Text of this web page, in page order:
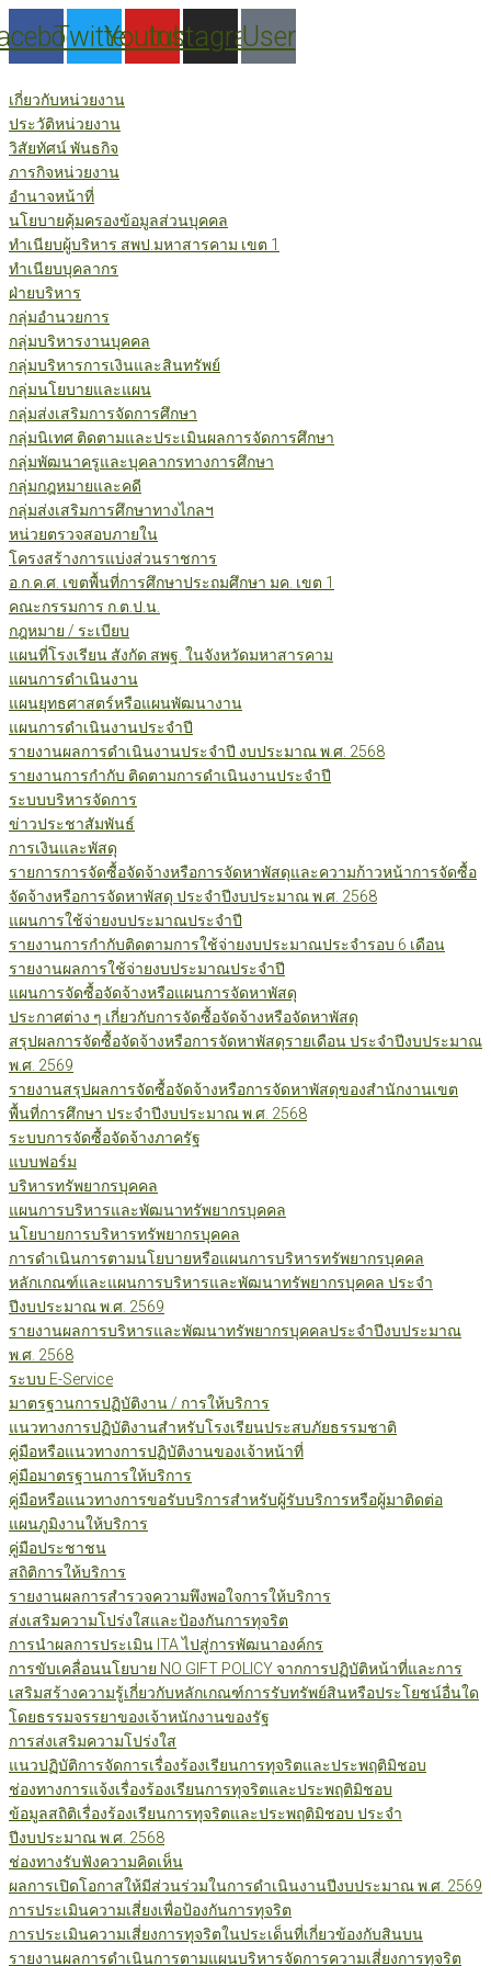
to
content
TwitterYoutube
Instagram
User
เกี่ยวกับหน่วยงาน
ประวัติหน่วยงาน
วิสัยทัศน์ พันธกิจ
ภารกิจหน่วยงาน
อำนาจหน้าที่
นโยบายคุ้มครองข้อมูลส่วนบุคคล
ทำเนียบผู้บริหาร สพป.มหาสารคาม เขต 1
ทำเนียบบุคลากร
ฝ่ายบริหาร
กลุ่มอำนวยการ
กลุ่มบริหารงานบุคคล
กลุ่มบริหารการเงินและสินทรัพย์
กลุ่มนโยบายและแผน
กลุ่มส่งเสริมการจัดการศึกษา
กลุ่มนิเทศ ติดตามและประเมินผลการจัดการศึกษา
กลุ่มพัฒนาครูและบุคลากรทางการศึกษา
กลุ่มกฎหมายและคดี
กลุ่มส่งเสริมการศึกษาทางไกลฯ
หน่วยตรวจสอบภายใน
โครงสร้างการแบ่งส่วนราชการ
อ.ก.ค.ศ. เขตพื้นที่การศึกษาประถมศึกษา มค. เขต 1
คณะกรรมการ ก.ต.ป.น.
กฎหมาย / ระเบียบ
แผนที่โรงเรียน สังกัด สพฐ. ในจังหวัดมหาสารคาม
แผนการดำเนินงาน
แผนยุทธศาสตร์หรือแผนพัฒนางาน
แผนการดำเนินงานประจำปี
รายงานผลการดำเนินงานประจำปี งบประมาณ พ.ศ. 2568
รายงานการกำกับ ติดตามการดำเนินงานประจำปี
ระบบบริหารจัดการ
ข่าวประชาสัมพันธ์
การเงินและพัสดุ
รายการการจัดซื้อจัดจ้างหรือการจัดหาพัสดุและความก้าวหน้าการจัดซื้อ
จัดจ้างหรือการจัดหาพัสดุ ประจำปีงบประมาณ พ.ศ. 2568
แผนการใช้จ่ายงบประมาณประจำปี
รายงานการกำกับติดตามการใช้จ่ายงบประมาณประจำรอบ 6 เดือน
รายงานผลการใช้จ่ายงบประมาณประจำปี
แผนการจัดซื้อจัดจ้างหรือแผนการจัดหาพัสดุ
ประกาศต่าง ๆ เกี่ยวกับการจัดซื้อจัดจ้างหรือจัดหาพัสดุ
สรุปผลการจัดซื้อจัดจ้างหรือการจัดหาพัสดุรายเดือน ประจำปีงบประมาณ
พ.ศ. 2569
รายงานสรุปผลการจัดซื้อจัดจ้างหรือการจัดหาพัสดุของสำนักงานเขต
พื้นที่การศึกษา ประจำปีงบประมาณ พ.ศ. 2568
ระบบการจัดซื้อจัดจ้างภาครัฐ
แบบฟอร์ม
บริหารทรัพยากรบุคคล
แผนการบริหารและพัฒนาทรัพยากรบุคคล
นโยบายการบริหารทรัพยากรบุคคล
การดำเนินการตามนโยบายหรือแผนการบริหารทรัพยากรบุคคล
หลักเกณฑ์และแผนการบริหารและพัฒนาทรัพยากรบุคคล ประจำ
ปีงบประมาณ พ.ศ. 2569
รายงานผลการบริหารและพัฒนาทรัพยากรบุคคลประจำปีงบประมาณ
พ.ศ. 2568
ระบบ E-Service
มาตรฐานการปฏิบัติงาน / การให้บริการ
แนวทางการปฏิบัติงานสำหรับโรงเรียนประสบภัยธรรมชาติ
คู่มือหรือแนวทางการปฏิบัติงานของเจ้าหน้าที่
คู่มือมาตรฐานการให้บริการ
คู่มือหรือแนวทางการขอรับบริการสำหรับผู้รับบริการหรือผู้มาติดต่อ
แผนภูมิงานให้บริการ
คู่มือประชาชน
สถิติการให้บริการ
รายงานผลการสำรวจความพึงพอใจการให้บริการ
ส่งเสริมความโปร่งใสและป้องกันการทุจริต
การนำผลการประเมิน ITA ไปสู่การพัฒนาองค์กร
การขับเคลื่อนนโยบาย NO GIFT POLICY จากการปฏิบัติหน้าที่และการ
เสริมสร้างความรู้เกี่ยวกับหลักเกณฑ์การรับทรัพย์สินหรือประโยชน์อื่นใด
โดยธรรมจรรยาของเจ้าหนักงานของรัฐ
การส่งเสริมความโปร่งใส
แนวปฏิบัติการจัดการเรื่องร้องเรียนการทุจริตและประพฤติมิชอบ
ช่องทางการแจ้งเรื่องร้องเรียนการทุจริตและประพฤติมิชอบ
ข้อมูลสถิติเรื่องร้องเรียนการทุจริตและประพฤติมิชอบ ประจำ
ปีงบประมาณ พ.ศ. 2568
ช่องทางรับฟังความคิดเห็น
ผลการเปิดโอกาสให้มีส่วนร่วมในการดำเนินงานปีงบประมาณ พ.ศ. 2569
การประเมินความเสี่ยงเพื่อป้องกันการทุจริต
การประเมินความเสี่ยงการทุจริตในประเด็นที่เกี่ยวข้องกับสินบน
รายงานผลการดำเนินการตามแผนบริหารจัดการความเสี่ยงการทุจริต